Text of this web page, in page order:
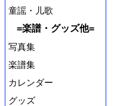
童謡・儿歌
=楽譜・グッズ他=
写真集
楽譜集
カレンダー
グッズ